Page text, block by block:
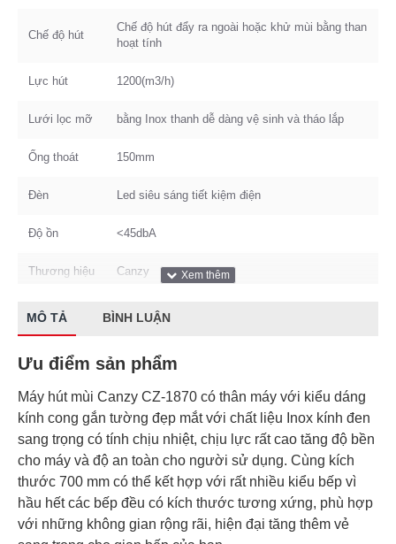
Chế độ hút
Chế độ hút đẩy ra ngoài hoặc khử mùi bằng than
hoạt tính
Lực hút 1200(m3/h)
Lưới lọc mỡ bằng Inox thanh dễ dàng vệ sinh và tháo lắp
Ống thoát 150mm
Đèn Led siêu sáng tiết kiệm điện
Độ ồn <45dbA
Thương hiệu Canzy
Kích thước
MÔ TẢ BÌNH LUẬN
Ưu điểm sản phẩm
Máy hút mùi Canzy CZ-1870 có thân máy với kiểu dáng
kính cong gắn tường đẹp mắt với chất liệu Inox kính đen
sang trọng có tính chịu nhiệt, chịu lực rất cao tăng độ bền
cho máy và độ an toàn cho người sử dụng. Cùng kích
thước 700 mm có thể kết hợp với rất nhiều kiểu bếp vì
hầu hết các bếp đều có kích thước tương xứng, phù hợp
với những không gian rộng rãi, hiện đại tăng thêm vẻ